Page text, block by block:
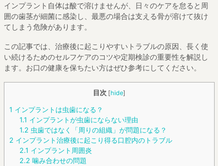
インプラント自体は酸で溶けませんが、日々のケアを怠ると周
囲の歯茎が細菌に感染し、最悪の場合は支える骨が溶けて抜け
てしまう危険があります。
この記事では、治療後に起こりやすいトラブルの原因、長く使
い続けるためのセルフケアのコツや定期検診の重要性を解説し
ます。お口の健康を保ちたい方はぜひ参考にしてください。
目次 [hide]
1 インプラントは虫歯になる？
1.1 インプラントが虫歯にならない理由
1.2 虫歯ではなく「周りの組織」が問題になる？
2 インプラント治療後に起こり得る口腔内のトラブル
2.1 インプラント周囲炎
2.2 噛み合わせの問題